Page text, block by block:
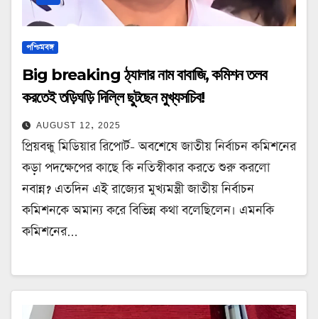
পশ্চিমবঙ্গ
Big breaking ঠ্যালার নাম বাবাজি, কমিশন তলব
করতেই তড়িঘড়ি দিল্লি ছুটছেন মুখ্যসচিব!
AUGUST 12, 2025
প্রিয়বন্ধু মিডিয়ার রিপোর্ট- অবশেষে জাতীয় নির্বাচন কমিশনের
কড়া পদক্ষেপের কাছে কি নতিস্বীকার করতে শুরু করলো
নবান্ন? এতদিন এই রাজ্যের মুখ্যমন্ত্রী জাতীয় নির্বাচন
কমিশনকে অমান্য করে বিভিন্ন কথা বলেছিলেন। এমনকি
কমিশনের…